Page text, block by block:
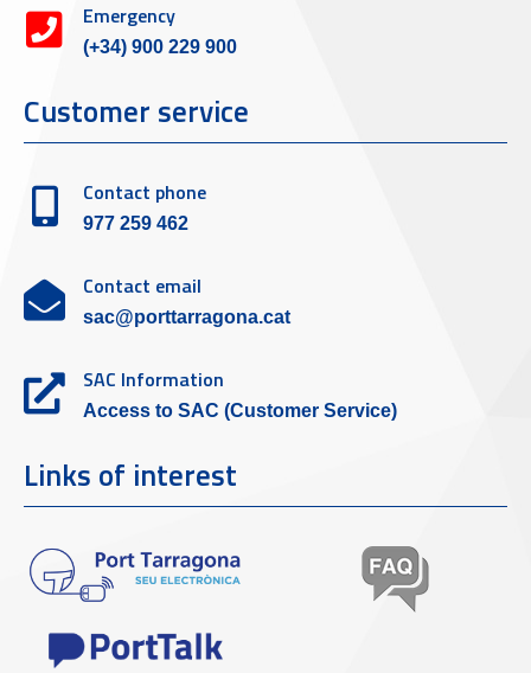
Emergency
(+34) 900 229 900
Customer service
Contact phone
977 259 462
Contact email
sac@porttarragona.cat
SAC Information
Access to SAC (Customer Service)
Links of interest